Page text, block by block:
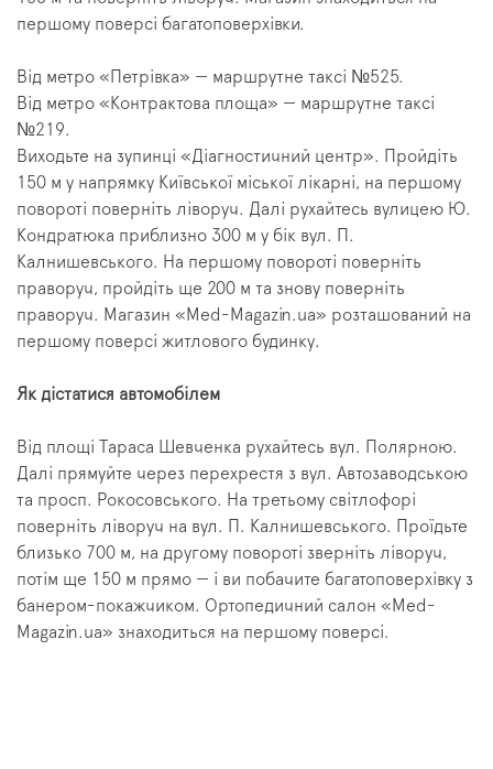
першому поверсі багатоповерхівки.
Від метро «Петрівка» — маршрутне таксі №525.
Від метро «Контрактова площа» — маршрутне таксі
№219.
Виходьте на зупинці «Діагностичний центр». Пройдіть
150 м у напрямку Київської міської лікарні, на першому
повороті поверніть ліворуч. Далі рухайтесь вулицею Ю.
Кондратюка приблизно 300 м у бік вул. П.
Калнишевського. На першому повороті поверніть
праворуч, пройдіть ще 200 м та знову поверніть
праворуч. Магазин «Med-Magazin.ua» розташований на
першому поверсі житлового будинку.
Як дістатися автомобілем
Від площі Тараса Шевченка рухайтесь вул. Полярною.
Далі прямуйте через перехрестя з вул. Автозаводською
та просп. Рокосовського. На третьому світлофорі
поверніть ліворуч на вул. П. Калнишевського. Проїдьте
близько 700 м, на другому повороті зверніть ліворуч,
потім ще 150 м прямо — і ви побачите багатоповерхівку з
банером-покажчиком. Ортопедичний салон «Med-
Magazin.ua» знаходиться на першому поверсі.